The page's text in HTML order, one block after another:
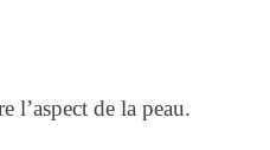
l’aspect de la peau.